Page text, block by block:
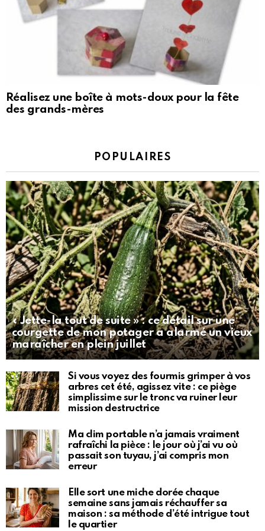
Réalisez une boîte à mots-doux pour la fête
des grands-mères
POPULAIRES
« Jette-la tout de suite » : ce détail sur une
courgette de mon potager a alarmé un vieux
maraîcher en plein juillet
Si vous voyez des fourmis grimper à vos
arbres cet été, agissez vite : ce piège
simplissime sur le tronc va ruiner leur
mission destructrice
Ma clim portable n’a jamais vraiment
rafraîchi la pièce : le jour où j’ai vu où
passait son tuyau, j’ai compris mon
erreur
Elle sort une miche dorée chaque
semaine sans jamais réchauffer sa
maison : sa méthode d’été intrigue tout
le quartier